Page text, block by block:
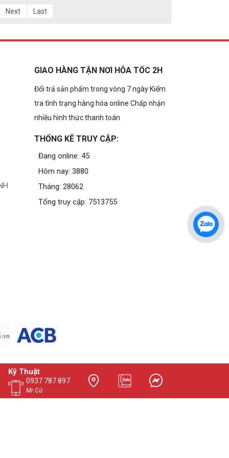
Next Last
GIAO HÀNG TẬN NƠI HỎA TỐC 2H
Đổi trả sản phẩm trong vòng 7 ngày Kiểm
tra tình trạng hàng hóa online Chấp nhận
nhiều hình thức thanh toán
THỐNG KÊ TRUY CẬP:
Đang online: 45
Hôm nay: 3880
Tháng: 28062
Tổng truy cập: 7513755
Kỹ Thuật
0937 787 897
Mr Cử